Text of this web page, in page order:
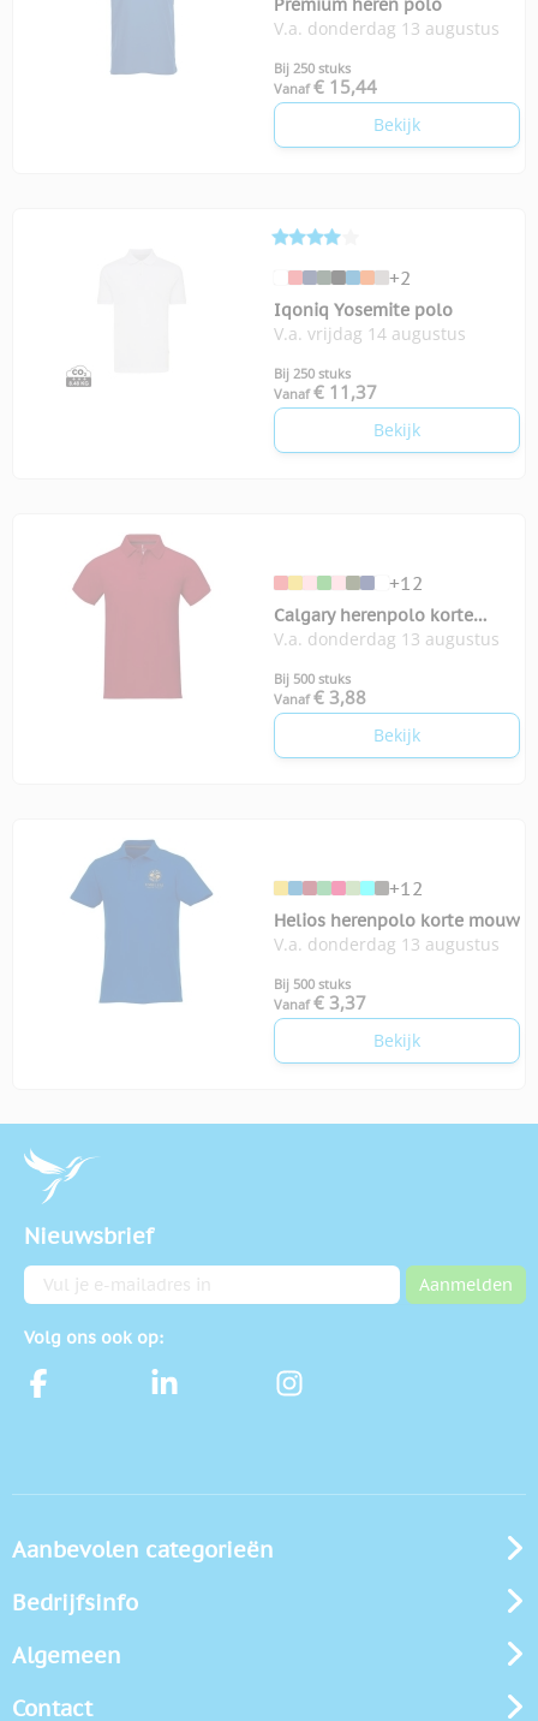
Premium heren polo
V.a. donderdag 13 augustus
Bij 250 stuks
Vanaf € 15,44
Bekijk
+2
Iqoniq Yosemite polo
V.a. vrijdag 14 augustus
Bij 250 stuks
Vanaf € 11,37
Bekijk
+12
Calgary herenpolo korte
mouwen
V.a. donderdag 13 augustus
Bij 500 stuks
Vanaf € 3,88
Bekijk
+12
Helios herenpolo korte mouw
V.a. donderdag 13 augustus
Bij 500 stuks
Vanaf € 3,37
Bekijk
Nieuwsbrief
E-mailadres Aanmelden
Volg ons ook op:
Aanbevolen categorieën
Bedrijfsinfo
Algemeen
Contact